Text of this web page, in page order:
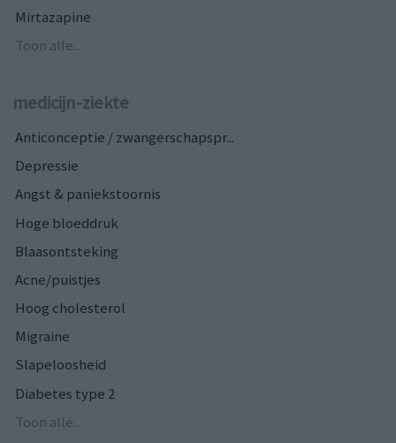
Mirtazapine
Toon alle...
medicijn-ziekte
Anticonceptie / zwangerschapspr...
Depressie
Angst & paniekstoornis
Hoge bloeddruk
Blaasontsteking
Acne/puistjes
Hoog cholesterol
Migraine
Slapeloosheid
Diabetes type 2
Toon alle...